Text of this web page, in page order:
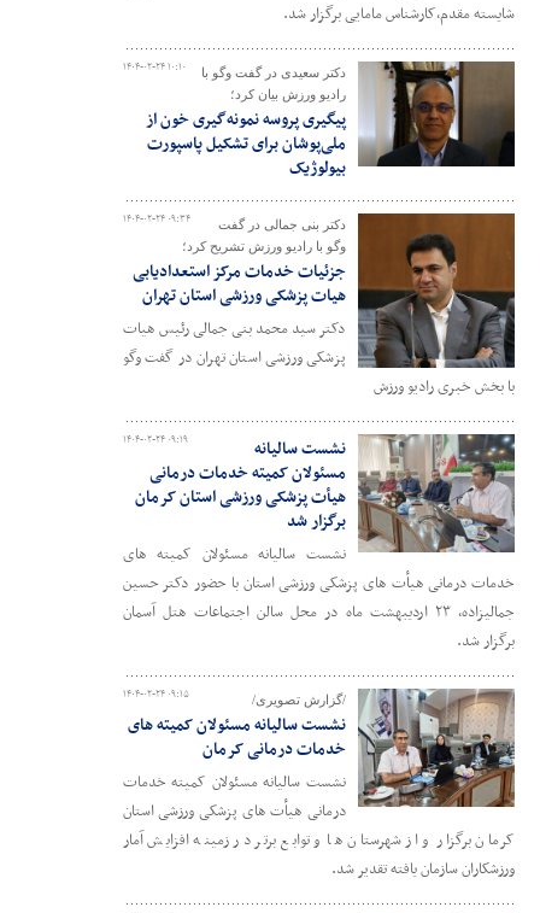
شایسته مقدم،کارشناس مامایی برگزار شد.
۱۴۰۴-۰۲-۲۴ ۱۰:۱۰
دکتر سعیدی در گفت وگو با
رادیو ورزش بیان کرد؛
پیگیری پروسه نمونه‌گیری خون از
ملی‌پوشان برای تشکیل پاسپورت
بیولوژیک
۱۴۰۴-۰۲-۲۴ ۰۹:۳۴
دکتر بنی جمالی در گفت
وگو با رادیو ورزش تشریح کرد؛
جزئیات خدمات مرکز استعدادیابی
هیات پزشکی ورزشی استان تهران
دکتر سید محمد بنی جمالی رئیس هیات
پزشکی ورزشی استان تهران در گفت وگو
با بخش خبری رادیو ورزش
۱۴۰۴-۰۲-۲۴ ۰۹:۱۹
نشست سالیانه
مسئولان کمیته خدمات درمانی
هیأت پزشکی ورزشی استان کرمان
برگزار شد
نشست سالیانه مسئولان کمیته های
خدمات درمانی هیأت های پزشکی ورزشی استان با حضور دکتر حسین
جمالیزاده، ۲۳ اردیبهشت ماه در محل سالن اجتماعات هتل آسمان
برگزار شد.
۱۴۰۴-۰۲-۲۴ ۰۹:۱۵ /گزارش تصویری/
نشست سالیانه مسئولان کمیته های
خدمات درمانی کرمان
نشست سالیانه مسئولان کمیته خدمات
درمانی هیأت های پزشکی ورزشی استان
کرمان برگزار و از شهرستان ها و توابع برتر در زمینه افزایش آمار
ورزشکاران سازمان یافته تقدیر شد.